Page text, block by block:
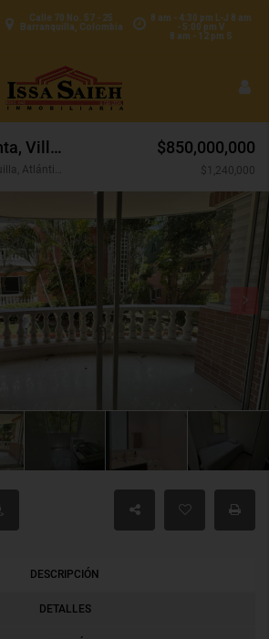
8 am - 4:30 pm L-J 8 am
- 5:00 pm V
8 am - 12 pm S
Calle 70 No. 57 - 25
Barranquilla, Colombia
Apartamento Venta, Villa Campestre, Barranquilla (30260)
Villa Campestre, Barranquilla, Atlántico, Colombia
$850,000,000
$1,240,000
DESCRIPCIÓN
DETALLES